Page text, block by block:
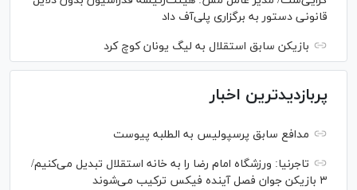
قانونی دستور به برگزاری پلی‌آف داد
بازیکن سابق استقلال به لیگ یونان کوچ کرد
پربازدیدترین اخبار
مدافع سابق پرسپولیس به الطلبه پیوست
تاجرنیا: ورزشگاه امام رضا را به خانه استقلال تبدیل می‌کنیم/
۳ بازیکن جوان فصل آینده فیکس ترکیب می‌شوند